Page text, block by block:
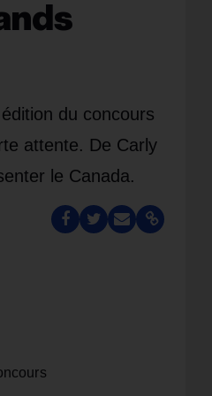
du concours
attente. De Carly
le Canada.